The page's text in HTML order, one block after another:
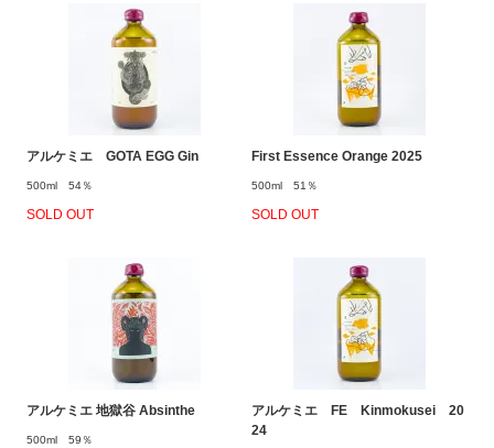
アルケミエ GOTA EGG Gin
500ml 54％
SOLD OUT
First Essence Orange 2025
500ml 51％
SOLD OUT
アルケミエ 地獄谷 Absinthe
500ml 59％
アルケミエ FE Kinmokusei 20
24